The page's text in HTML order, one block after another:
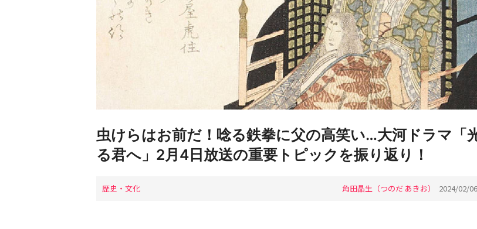
虫けらはお前だ！唸る鉄拳に父の高笑い…大河ドラマ「
る君へ」2月4日放送の重要トピックを振り返り！
歴史・文化 角田晶生（つのだ あきお） 2024/02/06